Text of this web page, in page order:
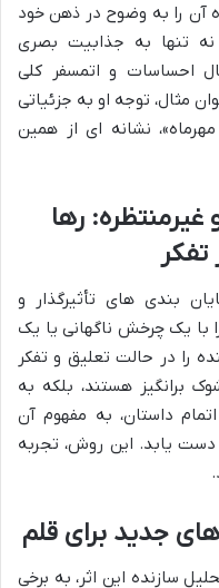
آن را به وضوح در ذهن خود
تنها به جذابیت بصری
احساسات و اتمسفر کلی
مثال، توجه او به جزئیاتی
نشانه ای از همین
غیرمنتظره: رها
تفکر
بندی های تأثیرگذار و
با یک چرخش ناگهانی یا یک
را در حالت تعلیق و تفکر
برانگیز هستند، بلکه به
داستان، به مفهوم آن
دست یابد. این روش، تجربه
جدید برای قلم
سازنده این اثر، به برخی